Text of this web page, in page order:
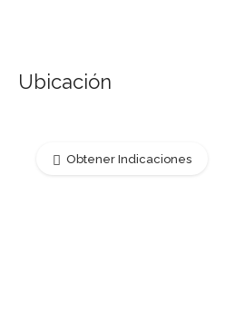
Ubicación
Obtener Indicaciones